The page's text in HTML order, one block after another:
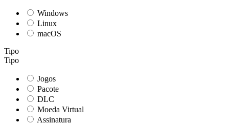
Windows
Linux
macOS
Tipo
Tipo
Jogos
Pacote
DLC
Moeda Virtual
Assinatura